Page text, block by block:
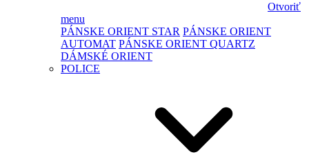
Otvoriť
menu
PÁNSKE ORIENT STAR PÁNSKE ORIENT
AUTOMAT PÁNSKE ORIENT QUARTZ
DÁMSKÉ ORIENT
POLICE